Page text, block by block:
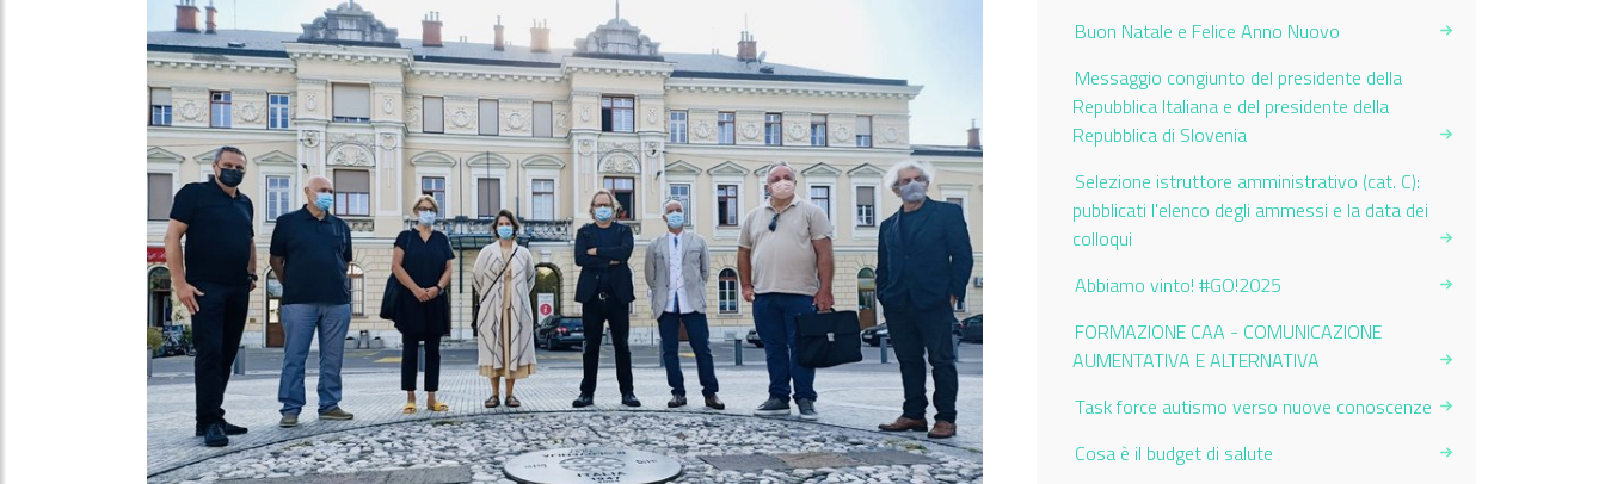
Buon Natale e Felice Anno Nuovo
Messaggio congiunto del presidente della
Repubblica Italiana e del presidente della
Repubblica di Slovenia
Selezione istruttore amministrativo (cat. C):
pubblicati l'elenco degli ammessi e la data dei
colloqui
Abbiamo vinto! #GO!2025
FORMAZIONE CAA - COMUNICAZIONE
AUMENTATIVA E ALTERNATIVA
Task force autismo verso nuove conoscenze
Cosa è il budget di salute